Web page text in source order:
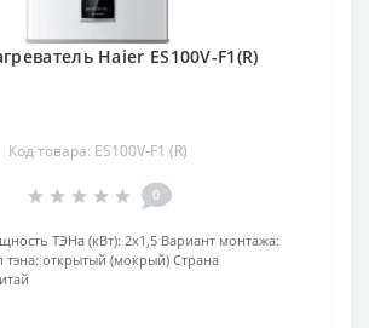
Haier ES100V-F1(R)
Код товара: ES100V-F1 (R)
0
ТЭНа (кВт): 2х1,5 Вариант монтажа:
тэна: открытый (мокрый) Страна